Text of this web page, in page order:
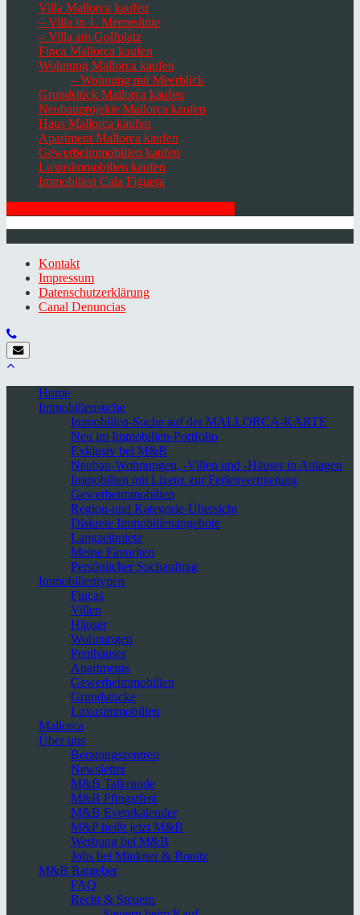
Villa Mallorca kaufen
– Villa in 1. Meereslinie
– Villa am Golfplatz
Finca Mallorca kaufen
Wohnung Mallorca kaufen
– Wohnung mit Meerblick
Grundstück Mallorca kaufen
Neubauprojekte Mallorca kaufen
Haus Mallorca kaufen
Apartment Mallorca kaufen
Gewerbeimmobilien kaufen
Luxusimmobilien kaufen
Immobilien Cala Figuera
Kontakt
Impressum
Datenschutzerklärung
Canal Denuncias
Home
Immobiliensuche
Immobilien-Suche auf der MALLORCA-KARTE
Neu im Immobilien-Portfolio
Exklusiv bei M&B
Neubau-Wohnungen, -Villen und -Häuser in Anlagen
Immobilien mit Lizenz zur Ferienvermietung
Gewerbeimmobilien
Region-und Kategorie-Übersicht
Diskrete Immobilienangebote
Langzeitmiete
Meine Favoriten
Persönlicher Suchauftrag
Immobilientypen
Fincas
Villen
Häuser
Wohnungen
Penthäuser
Apartments
Gewerbeimmobilien
Grundstücke
Luxusimmobilien
Mallorca
Über uns
Beratungszentren
Newsletter
M&B Talkrunde
M&B Pfingstfest
M&B Eventkalender
M&P heißt jetzt M&B
Werbung bei M&B
Jobs bei Minkner & Bonitz
M&B Ratgeber
FAQ
Recht & Steuern